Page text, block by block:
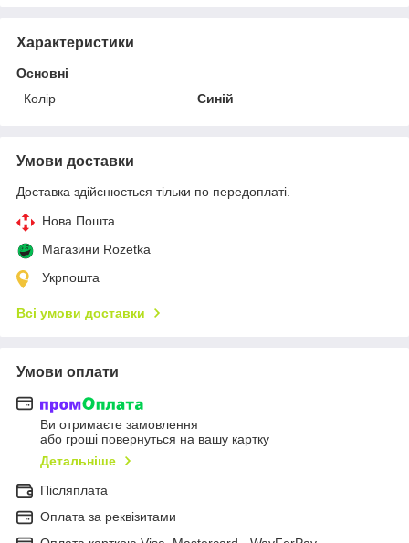
Характеристики
Основні
Колір
Синій
Умови доставки
Доставка здійснюється тільки по передоплаті.
Нова Пошта
Магазини Rozetka
Укрпошта
Всі умови доставки
Умови оплати
Ви отримаєте замовлення
або гроші повернуться на вашу картку
Детальніше
Післяплата
Оплата за реквізитами